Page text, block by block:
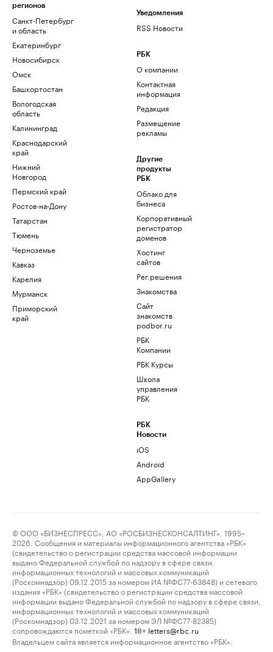
регионов
Санкт-Петербург
и область
Екатеринбург
Новосибирск
Омск
Башкортостан
Вологодская
область
Калининград
Краснодарский
край
Нижний
Новгород
Пермский край
Ростов-на-Дону
Татарстан
Тюмень
Черноземье
Кавказ
Карелия
Мурманск
Приморский
край
Уведомления
RSS Новости
РБК
О компании
Контактная
информация
Редакция
Размещение
рекламы
Другие
продукты
РБК
Облако для
бизнеса
Корпоративный
регистратор
доменов
Хостинг
сайтов
Рег.решения
Знакомства
Сайт
знакомств
podbor.ru
РБК
Компании
РБК Курсы
Школа
управления
РБК
РБК
Новости
iOS
Android
AppGallery
© ООО «БИЗНЕСПРЕСС», АО «РОСБИЗНЕСКОНСАЛТИНГ», 1995–
2026. Сообщения и материалы информационного агентства «РБК»
(свидетельство о регистрации средства массовой информации
выдано Федеральной службой по надзору в сфере связи,
информационных технологий и массовых коммуникаций
(Роскомнадзор) 09.12.2015 за номером ИА №ФС77-63848) и сетевого
издания «РБК» (свидетельство о регистрации средства массовой
информации выдано Федеральной службой по надзору в сфере связи,
информационных технологий и массовых коммуникаций
(Роскомнадзор) 03.12.2021 за номером ЭЛ №ФС77-82385)
сопровождаются пометкой «РБК».
18+ letters@rbc.ru
Владельцем сайта является информационное агентство «РБК».